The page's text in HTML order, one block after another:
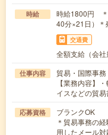
時給
時給1800円 ＊
40分×21日）＊
交通費
全額支給（会社
仕事内容
貿易・国際事務
【業務内容】
イスなどの貿
応募資格
ブランクOK
＊貿易事務の
用したメール